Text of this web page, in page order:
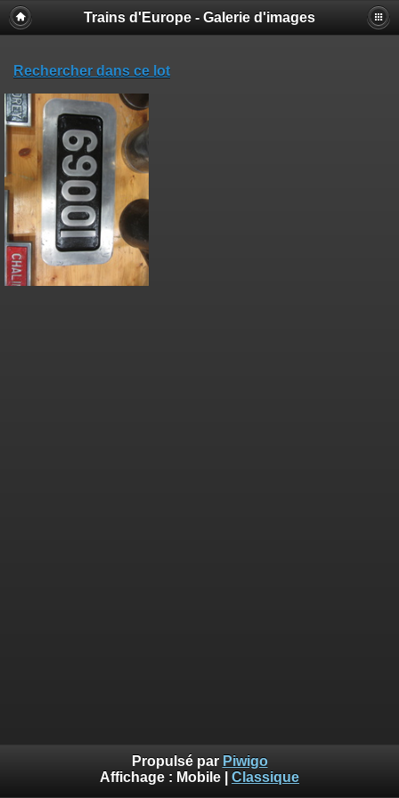
Trains d'Europe - Galerie d'images
Rechercher dans ce lot
Propulsé par Piwigo
Affichage : Mobile Classique